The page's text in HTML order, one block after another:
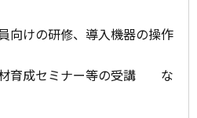
向けの研修、導入機器の操作
材育成セミナー等の受講 な